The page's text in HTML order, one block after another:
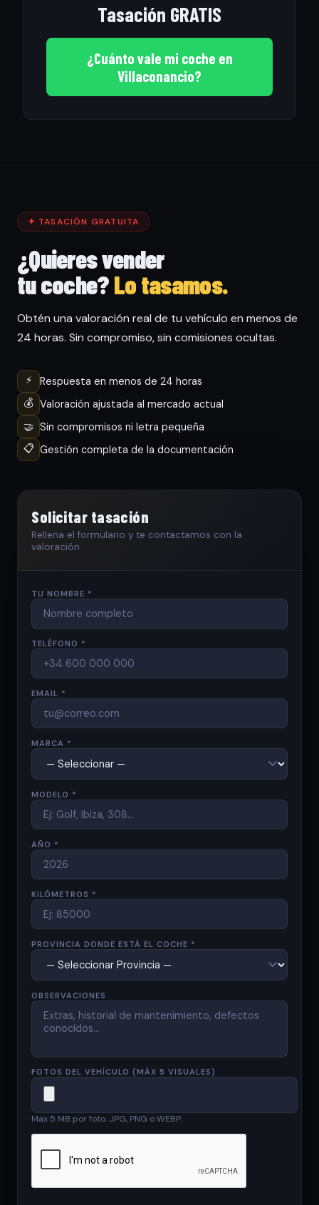
Tasación GRATIS
¿Cuánto vale mi coche en
Villaconancio?
✦ TASACIÓN GRATUITA
¿Quieres vender
tu coche?Lo tasamos.
Obtén una valoración real de tu vehículo en menos de
24 horas. Sin compromiso, sin comisiones ocultas.
⚡
Respuesta en menos de 24 horas
💰 Valoración ajustada al mercado actual
🤝 Sin compromisos ni letra pequeña
📋 Gestión completa de la documentación
Solicitar tasación
Rellena el formulario y te contactamos con la
valoración
TU NOMBRE *
TELÉFONO *
EMAIL *
MARCA *
MODELO *
AÑO *
KILÓMETROS *
PROVINCIA DONDE ESTÁ EL COCHE *
OBSERVACIONES
FOTOS DEL VEHÍCULO (MÁX 5 VISUALES)
Max 5 MB por foto. JPG, PNG o WEBP.